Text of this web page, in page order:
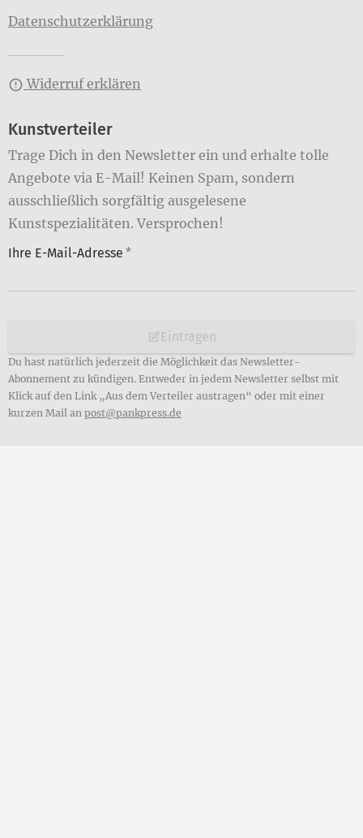
Datenschutzerklärung
Widerruf erklären
Kunstverteiler
Trage Dich in den Newsletter ein und erhalte tolle
Angebote via E-Mail! Keinen Spam, sondern
ausschließlich sorgfältig ausgelesene
Kunstspezialitäten. Versprochen!
Ihre E-Mail-Adresse *
Eintragen
Du hast natürlich jederzeit die Möglichkeit das Newsletter-
Abonnement zu kündigen. Entweder in jedem Newsletter selbst mit
Klick auf den Link „Aus dem Verteiler austragen“ oder mit einer
kurzen Mail an post@pankpress.de